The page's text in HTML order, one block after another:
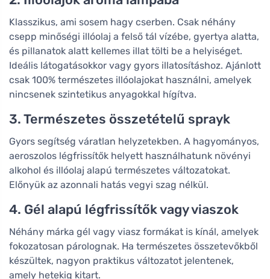
Klasszikus, ami sosem hagy cserben. Csak néhány
csepp minőségi illóolaj a felső tál vízébe, gyertya alatta,
és pillanatok alatt kellemes illat tölti be a helyiséget.
Ideális látogatásokkor vagy gyors illatosításhoz. Ajánlott
csak 100% természetes illóolajokat használni, amelyek
nincsenek szintetikus anyagokkal hígítva.
3. Természetes összetételű sprayk
Gyors segítség váratlan helyzetekben. A hagyományos,
aeroszolos légfrissítők helyett használhatunk növényi
alkohol és illóolaj alapú természetes változatokat.
Előnyük az azonnali hatás vegyi szag nélkül.
4. Gél alapú légfrissítők vagy viaszok
Néhány márka gél vagy viasz formákat is kínál, amelyek
fokozatosan párolognak. Ha természetes összetevőkből
készültek, nagyon praktikus változatot jelentenek,
amely hetekig kitart.